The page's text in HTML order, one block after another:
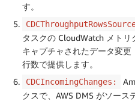
す。
タスクの CloudWatch メト
キャプチャされたデータ変
行数で提供します。
CDCIncomingChanges:
クスで、AWS DMS がソース